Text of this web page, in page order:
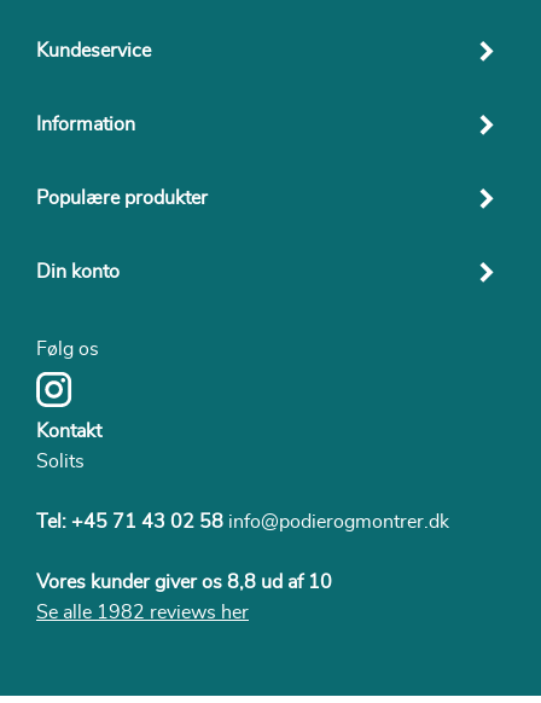
Kundeservice
Information
Populære produkter
Din konto
Følg os
Kontakt
Solits
Tel: +45 71 43 02 58 info@podierogmontrer.dk
Vores kunder giver os 8,8 ud af 10
Se alle 1982 reviews her